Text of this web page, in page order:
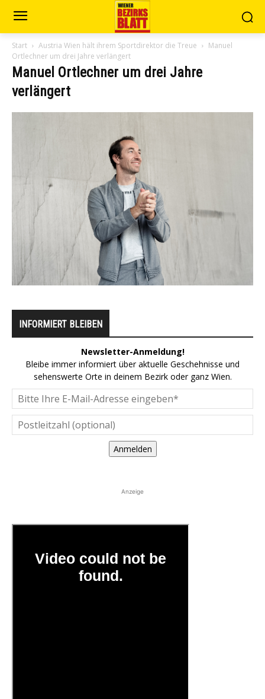
Start Austria Wien hält ihrem Sportdirektor die Treue
Manuel
Ortlechner um drei Jahre verlängert
Manuel Ortlechner um drei Jahre
verlängert
INFORMIERT BLEIBEN
Newsletter-Anmeldung!
Bleibe immer informiert über aktuelle Geschehnisse und
sehenswerte Orte in deinem Bezirk oder ganz Wien.
Anmelden
Anzeige